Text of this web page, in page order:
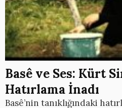
Basê ve Ses: Kürt
Hatırlama İnadı
Basê’nin tanıklığındaki